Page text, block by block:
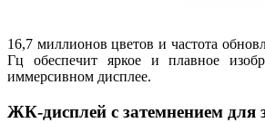
16,7 миллионов цветов и частота
Гц обеспечит яркое и плавное
иммерсивном дисплее.
ЖК-дисплей с затемнением для